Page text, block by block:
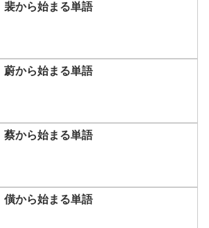
裴から始まる単語
蔚から始まる単語
蔡から始まる単語
僙から始まる単語